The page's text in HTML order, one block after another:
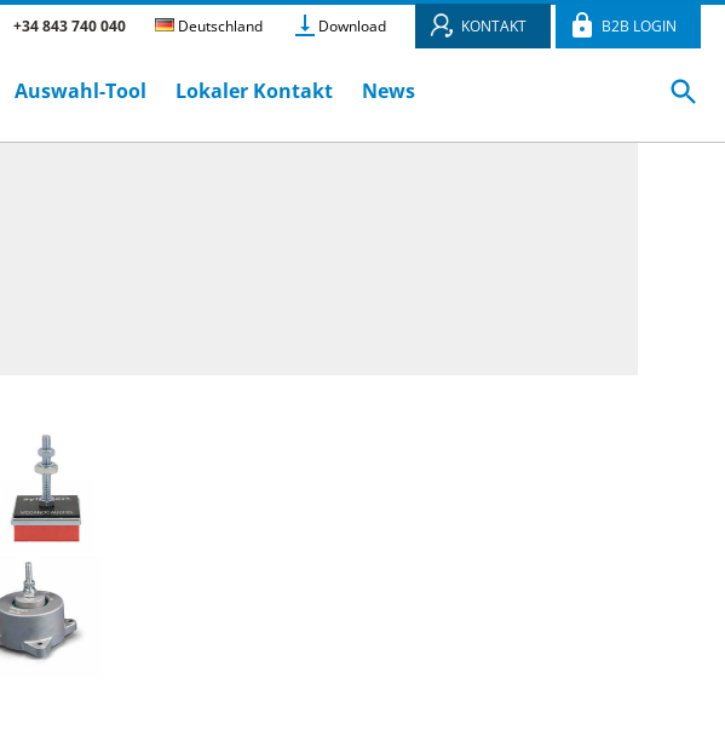
+34 843 740 040 Deutschland Download KONTAKT B2B LOGIN
Auswahl-Tool Lokaler Kontakt News